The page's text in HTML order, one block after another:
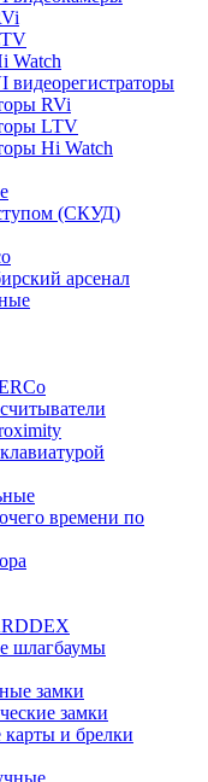
Watch
RVi
LTV
Hi Watch
(СКУД)
арсенал
времени по
шлагбаумы
замки
замки
и брелки